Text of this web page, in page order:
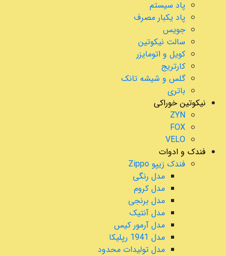
پاد سیستم
پاد یکبار مصرف
جویس
سالت نیکوتین
کویل و اتومایزر
کارتریج
گلس و شیشه تانک
باتری
نیکوتین خوراکی
ZYN
FOX
VELO
فندک و ادوات
فندک زیپو Zippo
مدل رنگی
مدل کروم
مدل برنجی
مدل آنتیک
مدل آرمور کیس
مدل 1941 رپلیکا
مدل تولیدات محدود